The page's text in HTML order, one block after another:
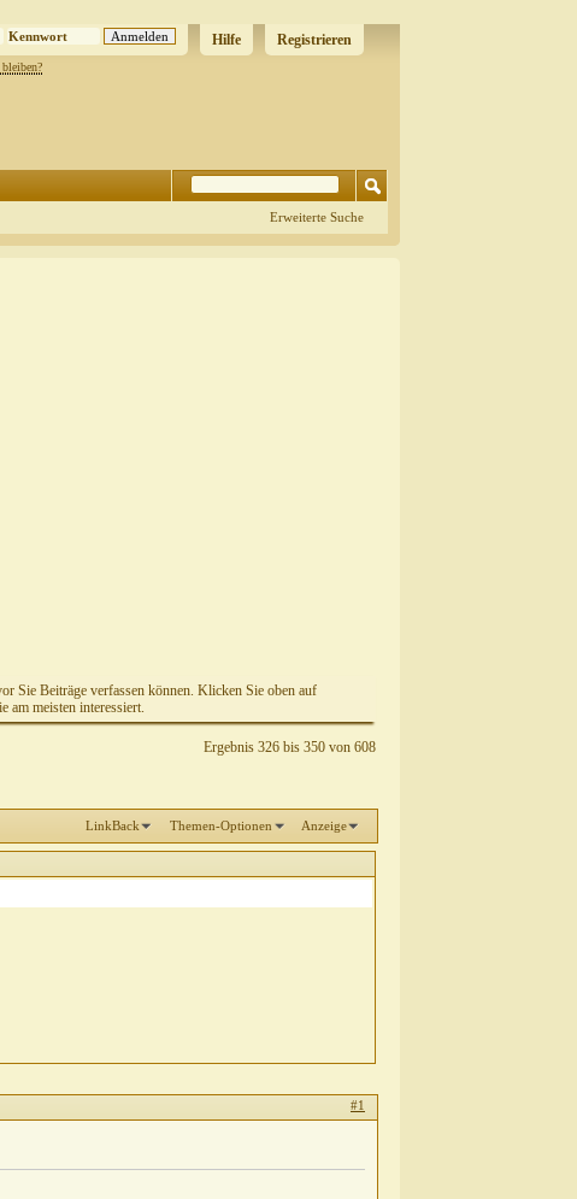
Registrieren
Hilfe
Erweiterte Suche
Sie Beiträge verfassen können. Klicken Sie oben auf
am meisten interessiert.
Ergebnis 326 bis 350 von 608
LinkBack Themen-Optionen Anzeige
#1